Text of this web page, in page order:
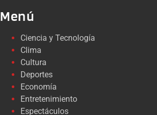
Menú
Ciencia y Tecnología
Clima
Cultura
Deportes
Economía
Entretenimiento
Espectáculos